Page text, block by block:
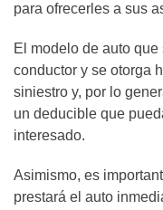
para ofrecerles a sus
El modelo de auto
conductor y se otorga
siniestro y, por lo
un deducible que
interesado.
Asimismo, es
prestará el auto